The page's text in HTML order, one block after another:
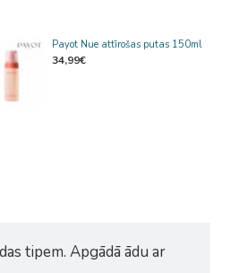
Payot Nue attīrošas putas 150ml
34,99€
tipem. Apgādā ādu ar